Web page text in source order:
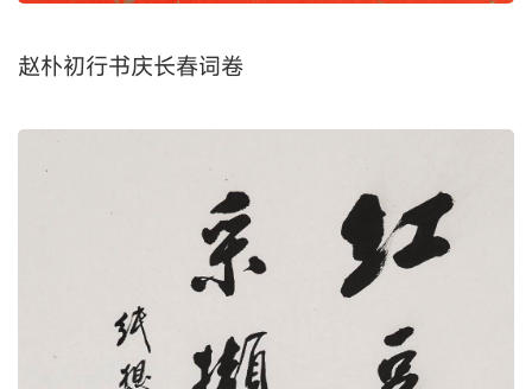
赵朴初行书庆长春词卷